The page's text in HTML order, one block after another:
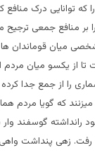
که توانایی درک
بر منافع جمعی
میان
تا از یکسو میان مردم
را از جمع جدا کرده
که گویا مردم
گوسفند وار
رفت. زهی پنداشت